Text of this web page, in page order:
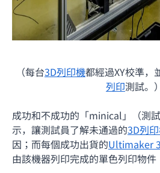
（每台3D列印機都經過XY校準，
列印測試。）
成功和不成功的「minical」（測
示，讓測試員了解未通過的3D列
因；而每個成功出貨的Ultimaker
由該機器列印完成的單色列印物件